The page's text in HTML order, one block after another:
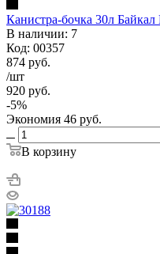
Канистра-бочка 30л
В наличии: 7
Код: 00357
874 руб.
/шт
920 руб.
-5%
Экономия 46 руб.
В корзину